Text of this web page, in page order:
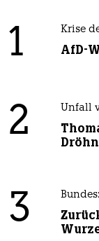
1 Krise
AfD-
2 Unfall
3